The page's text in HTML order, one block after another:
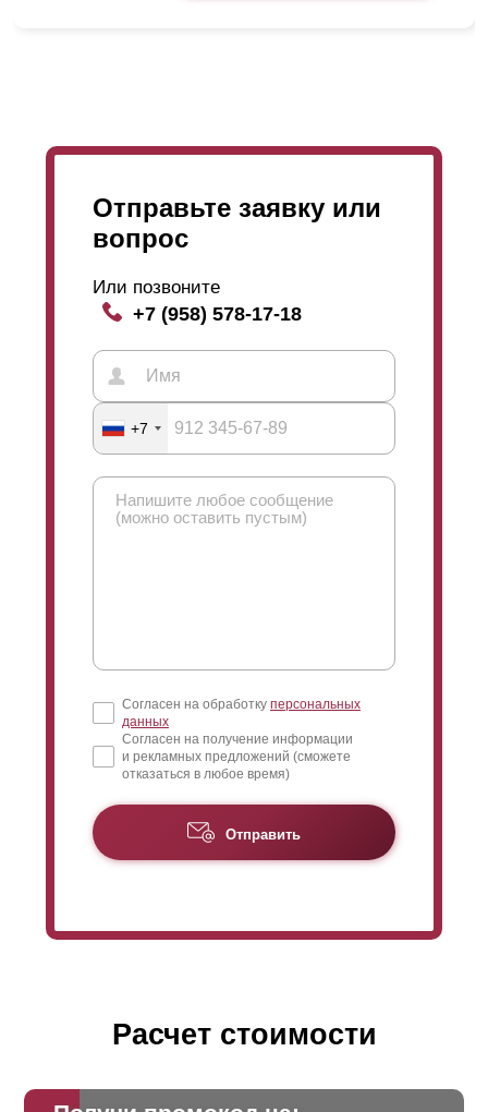
Отправьте заявку или
вопрос
Или позвоните
+7 (958) 578-17-18
+7
Согласен на обработку персональных
данных
Согласен на получение информации
и рекламных предложений (сможете
отказаться в любое время)
Отправить
Расчет стоимости